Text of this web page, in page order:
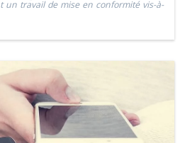
un travail de mise en conformité vis-à-